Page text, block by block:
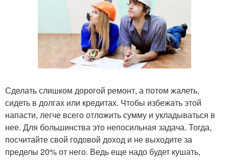
Сделать слишком дорогой ремонт, а потом жалеть,
сидеть в долгах или кредитах. Чтобы избежать этой
напасти, легче всего отложить сумму и укладываться в
нее. Для большинства это непосильная задача. Тогда,
посчитайте свой годовой доход и не выходите за
пределы 20% от него. Ведь еще надо будет кушать,